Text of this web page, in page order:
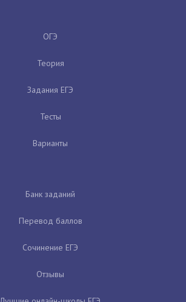
ОГЭ
Теория
Задания ЕГЭ
Тесты
Варианты
Банк заданий
Перевод баллов
Сочинение ЕГЭ
Отзывы